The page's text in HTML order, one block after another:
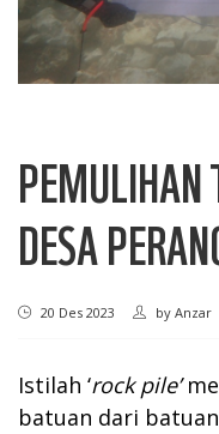
PEMULIHAN
DESA
20 Des 2023 by Anzar
Istilah ‘rock pile’
batuan dari